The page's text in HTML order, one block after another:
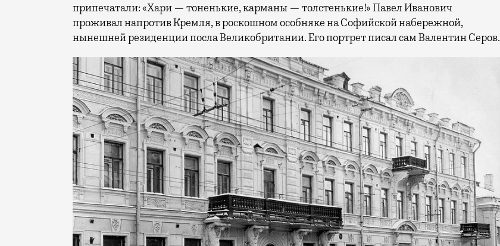
припечатали: «Хари — тоненькие, карманы — толстенькие!» Павел Иванович
проживал напротив Кремля, в роскошном особняке на Софийской набережной,
нынешней резиденции посла Великобритании. Его портрет писал сам Валентин Серов.